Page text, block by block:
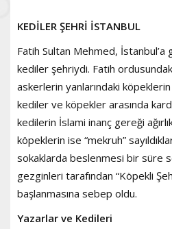
KEDİLER ŞEHRİ İSTANBUL
Fatih Sultan Mehmed,
kediler şehriydi. Fatih
askerlerin yanlarındaki
kediler ve köpekler arasında
kedilerin İslami inanç gereği
köpeklerin ise “mekruh”
sokaklarda beslenmesi bir süre
gezginleri tarafından “Köpekli
başlanmasına sebep oldu.
Yazarlar ve Kedileri